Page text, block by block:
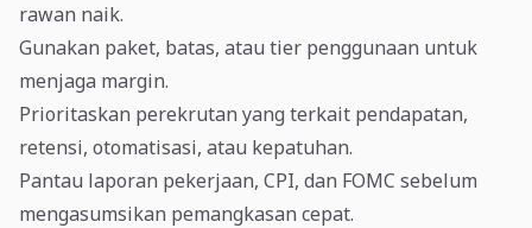
rawan naik.
Gunakan paket, batas, atau tier penggunaan untuk
menjaga margin.
Prioritaskan perekrutan yang terkait pendapatan,
retensi, otomatisasi, atau kepatuhan.
Pantau laporan pekerjaan, CPI, dan FOMC sebelum
mengasumsikan pemangkasan cepat.